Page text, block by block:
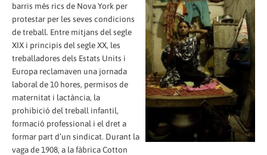
barris més rics de Nova York per
protestar per les seves condicions
de treball. Entre mitjans del segle
XIX i principis del segle XX, les
treballadores dels Estats Units i
Europa reclamaven una jornada
laboral de 10 hores, permisos de
maternitat i lactància, la
prohibició del treball infantil,
formació professional i el dret a
formar part d’un sindicat. Durant la
vaga de 1908, a la fàbrica Cotton